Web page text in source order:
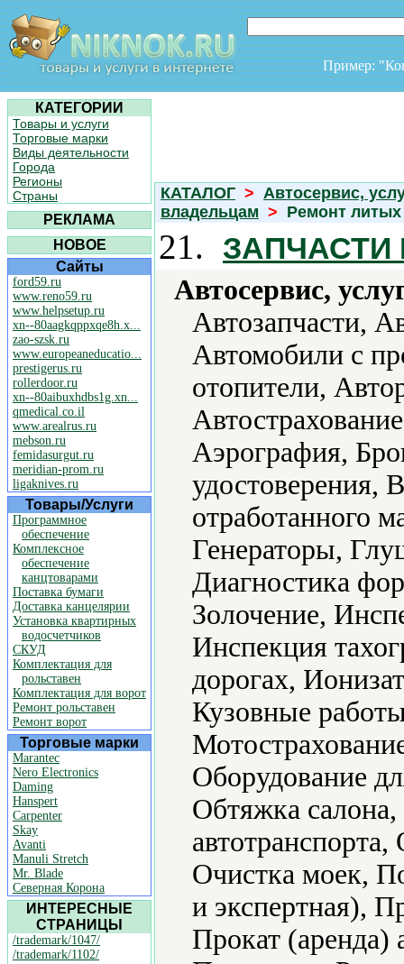
Пример:
КАТЕГОРИИ
Товары и услуги
Торговые марки
Виды деятельности
Города
Регионы
Страны
РЕКЛАМА
НОВОЕ
Сайты
ford59.ru
www.reno59.ru
www.helpsetup.ru
xn--80aagkqppxqe8h.x...
zao-szsk.ru
www.europeaneducatio...
prestigerus.ru
rollerdoor.ru
xn--80aibuxhdbs1g.xn...
qmedical.co.il
www.arealrus.ru
mebson.ru
femidasurgut.ru
meridian-prom.ru
ligaknives.ru
Товары/Услуги
Программное
обеспечение
Комплексное
обеспечение
канцтоварами
Поставка бумаги
Доставка канцелярии
Установка квартирных
водосчетчиков
СКУД
Комплектация для
рольставен
Комплектация для ворот
Ремонт рольставен
Ремонт ворот
Торговые марки
Marantec
Nero Electronics
Daming
Hanspert
Carpenter
Skay
Avanti
Manuli Stretch
Mr. Blade
Северная Корона
ИНТЕРЕСНЫЕ
СТРАНИЦЫ
/trademark/1047/
/trademark/1102/
КАТАЛОГ > Автосервис,
владельцам > Ремонт
21. ЗАПЧАСТИ
Автосервис,
Автозапчасти,
Автомобили с
отопители,
Аэрография,
удостоверения,
отработанного
Генераторы,
Диагностика
Золочение,
Инспекция
дорогах,
Кузовные
Оборудование
Обтяжка
Очистка моек,
и экспертная),
Прокат (аренда)